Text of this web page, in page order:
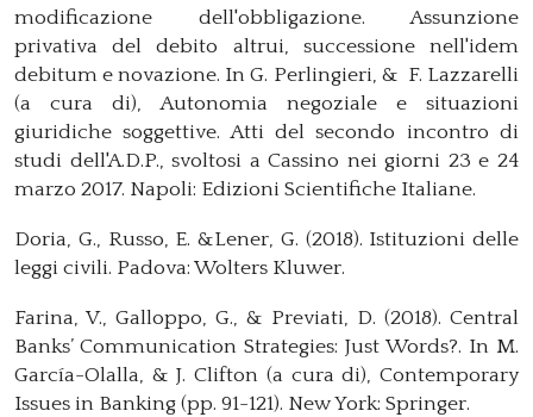
modificazione dell'obbligazione. Assunzione
privativa del debito altrui, successione nell'idem
debitum e novazione. In G. Perlingieri, & F. Lazzarelli
(a cura di), Autonomia negoziale e situazioni
giuridiche soggettive. Atti del secondo incontro di
studi dell'A.D.P., svoltosi a Cassino nei giorni 23 e 24
marzo 2017. Napoli: Edizioni Scientifiche Italiane.
Doria, G., Russo, E. &Lener, G. (2018). Istituzioni delle
leggi civili. Padova: Wolters Kluwer.
Farina, V., Galloppo, G., & Previati, D. (2018). Central
Banks’ Communication Strategies: Just Words?. In M.
García-Olalla, & J. Clifton (a cura di), Contemporary
Issues in Banking (pp. 91-121). New York: Springer.